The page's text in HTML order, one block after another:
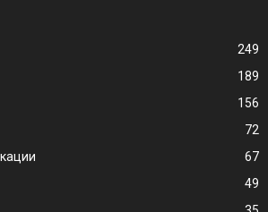
249
189
156
72
67
49